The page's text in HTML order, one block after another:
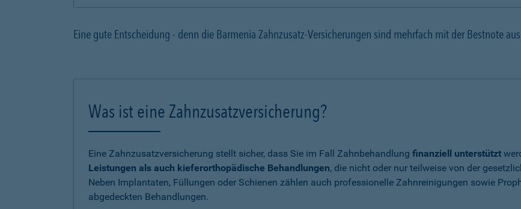
Eine gute Entscheidung - denn die Barmenia Zahnzusatz-Versicherungen sind mehrfach mit der Bestnote
Was ist eine Zahnzusatzversicherung?
Eine Zahnzusatzversicherung stellt sicher, dass Sie im Fall Zahnbehandlung finanziell unterstützt
Leistungen als auch kieferorthopädische Behandlungen, die nicht oder nur teilweise von der
Neben Implantaten, Füllungen oder Schienen zählen auch professionelle Zahnreinigungen sowie
abgedeckten Behandlungen.